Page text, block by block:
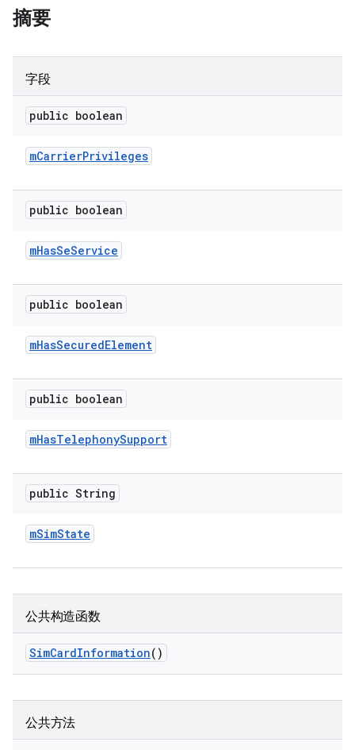
摘要
字段
public boolean
mCarrierPrivileges
public boolean
mHasSeService
public boolean
mHasSecuredElement
public boolean
mHasTelephonySupport
public String
mSimState
公共构造函数
SimCardInformation()
公共方法